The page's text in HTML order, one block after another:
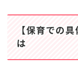
【保育での
は